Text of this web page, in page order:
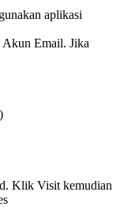
aplikasi
Akun Email. Jika
Klik Visit kemudian